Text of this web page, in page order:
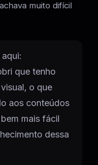
muito difícil
que tenho
o que
aos conteúdos
mais fácil
dessa